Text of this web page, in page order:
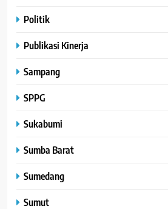
Politik
Publikasi Kinerja
Sampang
SPPG
Sukabumi
Sumba Barat
Sumedang
Sumut